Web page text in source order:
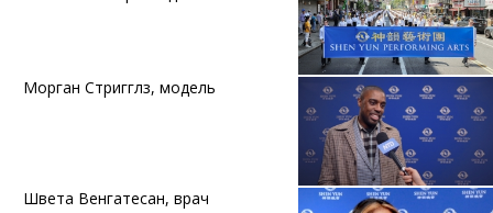
Морган Стригглз, модель
Швета Венгатесан, врач